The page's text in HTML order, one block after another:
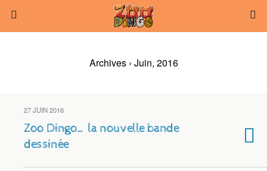
Archives › Juin, 2016
27 JUIN 2016
Zoo Dingo… la nouvelle bande
dessinée